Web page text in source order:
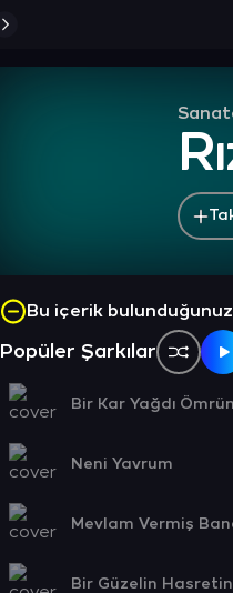
Bu içerik
Popüler Şarkılar
Bir Kar Yağdı
Neni Yavrum
Mevlam Vermiş
Bir Güzelin